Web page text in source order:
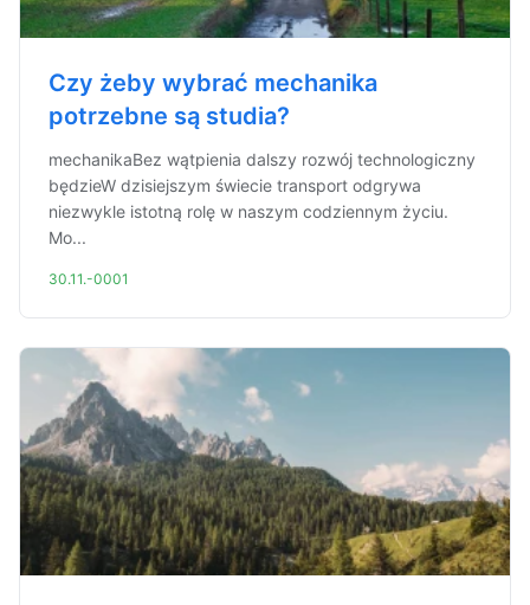
Czy żeby wybrać mechanika
potrzebne są studia?
mechanikaBez wątpienia dalszy rozwój technologiczny
będzieW dzisiejszym świecie transport odgrywa
niezwykle istotną rolę w naszym codziennym życiu.
Mo...
30.11.-0001